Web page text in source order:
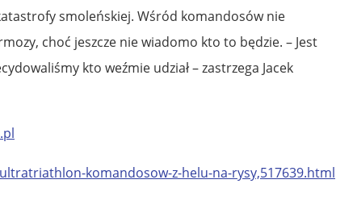
smoleńskiej. Wśród komandosów nie
choć jeszcze nie wiadomo kto to będzie. – Jest
kto weźmie udział – zastrzega Jacek
komandosow-z-helu-na-rysy,517639.html